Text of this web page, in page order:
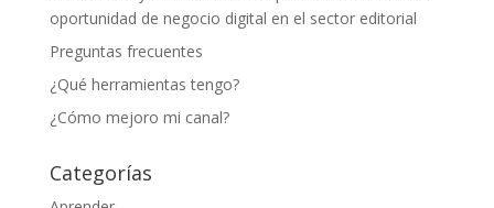
oportunidad de negocio digital en el sector editorial
Preguntas frecuentes
¿Qué herramientas tengo?
¿Cómo mejoro mi canal?
Categorías